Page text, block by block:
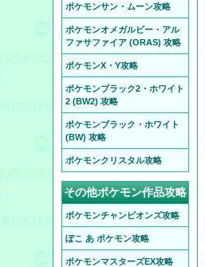
ポケモンサン・ムーン攻略
ポケモンオメガルビー・アル
ファサファイア (ORAS) 攻略
ポケモンX・Y攻略
ポケモンブラック2・ホワイト
2 (BW2) 攻略
ポケモンブラック・ホワイト
(BW) 攻略
ポケモンクリスタル攻略
その他ポケモン作品攻略
ポケモンチャンピオンズ攻略
ぽこ あ ポケモン攻略
ポケモンマスターズEX攻略